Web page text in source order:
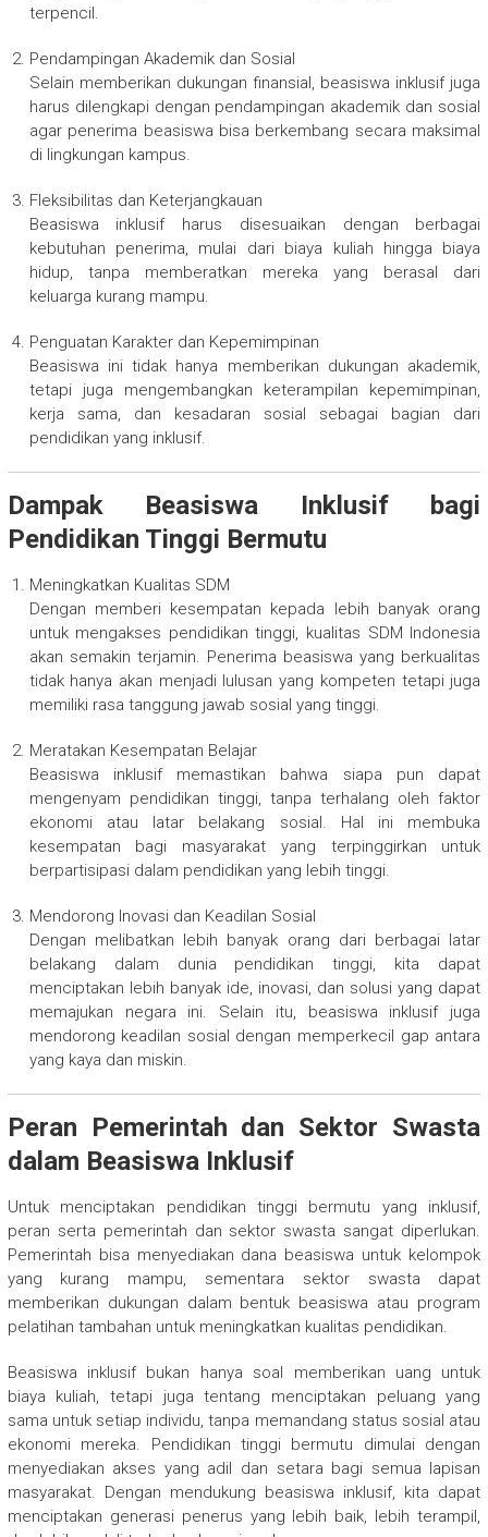
terpencil.
Pendampingan Akademik dan Sosial
Selain memberikan dukungan finansial, beasiswa inklusif juga
harus dilengkapi dengan pendampingan akademik dan sosial
agar penerima beasiswa bisa berkembang secara maksimal
di lingkungan kampus.
Fleksibilitas dan Keterjangkauan
Beasiswa inklusif harus disesuaikan dengan berbagai
kebutuhan penerima, mulai dari biaya kuliah hingga biaya
hidup, tanpa memberatkan mereka yang berasal dari
keluarga kurang mampu.
Penguatan Karakter dan Kepemimpinan
Beasiswa ini tidak hanya memberikan dukungan akademik,
tetapi juga mengembangkan keterampilan kepemimpinan,
kerja sama, dan kesadaran sosial sebagai bagian dari
pendidikan yang inklusif.
Dampak Beasiswa Inklusif bagi
Pendidikan Tinggi Bermutu
Meningkatkan Kualitas SDM
Dengan memberi kesempatan kepada lebih banyak orang
untuk mengakses pendidikan tinggi, kualitas SDM Indonesia
akan semakin terjamin. Penerima beasiswa yang berkualitas
tidak hanya akan menjadi lulusan yang kompeten tetapi juga
memiliki rasa tanggung jawab sosial yang tinggi.
Meratakan Kesempatan Belajar
Beasiswa inklusif memastikan bahwa siapa pun dapat
mengenyam pendidikan tinggi, tanpa terhalang oleh faktor
ekonomi atau latar belakang sosial. Hal ini membuka
kesempatan bagi masyarakat yang terpinggirkan untuk
berpartisipasi dalam pendidikan yang lebih tinggi.
Mendorong Inovasi dan Keadilan Sosial
Dengan melibatkan lebih banyak orang dari berbagai latar
belakang dalam dunia pendidikan tinggi, kita dapat
menciptakan lebih banyak ide, inovasi, dan solusi yang dapat
memajukan negara ini. Selain itu, beasiswa inklusif juga
mendorong keadilan sosial dengan memperkecil gap antara
yang kaya dan miskin.
Peran Pemerintah dan Sektor Swasta
dalam Beasiswa Inklusif
Untuk menciptakan pendidikan tinggi bermutu yang inklusif,
peran serta pemerintah dan sektor swasta sangat diperlukan.
Pemerintah bisa menyediakan dana beasiswa untuk kelompok
yang kurang mampu, sementara sektor swasta dapat
memberikan dukungan dalam bentuk beasiswa atau program
pelatihan tambahan untuk meningkatkan kualitas pendidikan.
Beasiswa inklusif bukan hanya soal memberikan uang untuk
biaya kuliah, tetapi juga tentang menciptakan peluang yang
sama untuk setiap individu, tanpa memandang status sosial atau
ekonomi mereka. Pendidikan tinggi bermutu dimulai dengan
menyediakan akses yang adil dan setara bagi semua lapisan
masyarakat. Dengan mendukung beasiswa inklusif, kita dapat
menciptakan generasi penerus yang lebih baik, lebih terampil,